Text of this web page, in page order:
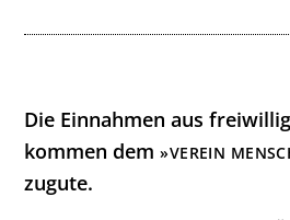
Die Einnahmen aus
kommen dem»VEREIN
zugute.